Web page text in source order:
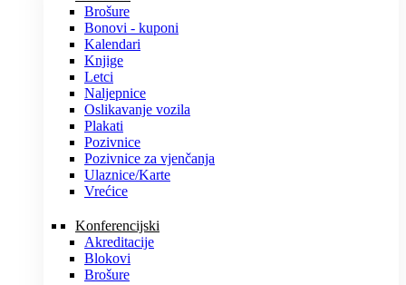
Brošure
Bonovi - kuponi
Kalendari
Knjige
Letci
Naljepnice
Oslikavanje vozila
Plakati
Pozivnice
Pozivnice za vjenčanja
Ulaznice/Karte
Vrećice
Konferencijski
Akreditacije
Blokovi
Brošure